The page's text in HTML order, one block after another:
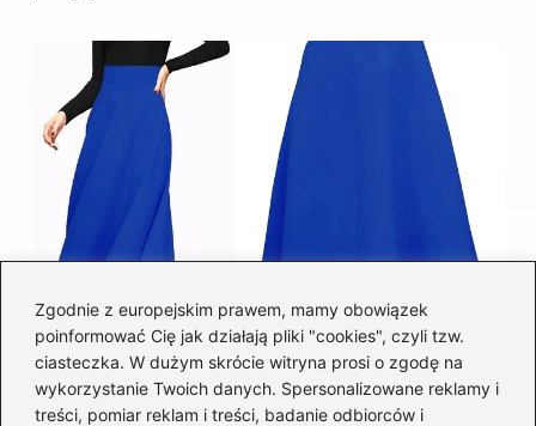
Zgodnie z europejskim prawem, mamy obowiązek
poinformować Cię jak działają pliki "cookies", czyli tzw.
ciasteczka. W dużym skrócie witryna prosi o zgodę na
wykorzystanie Twoich danych. Spersonalizowane reklamy i
treści, pomiar reklam i treści, badanie odbiorców i
Łatwy sposób jak skrócić spódnicę z
półkoła w domu